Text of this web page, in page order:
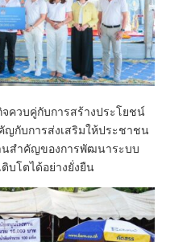
ควบคู่กับการสร้างประโยชน์
ญกับการส่งเสริมให้ประชาชน
สำคัญของการพัฒนาระบบ
บโตได้อย่างยั่งยืน